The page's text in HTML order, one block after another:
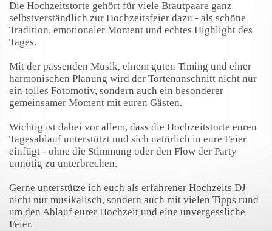
Die Hochzeitstorte gehört für viele Brautpaare ganz
selbstverständlich zur Hochzeitsfeier dazu - als schöne
Tradition, emotionaler Moment und echtes Highlight des
Tages.
Mit der passenden Musik, einem guten Timing und einer
harmonischen Planung wird der Tortenanschnitt nicht nur
ein tolles Fotomotiv, sondern auch ein besonderer
gemeinsamer Moment mit euren Gästen.
Wichtig ist dabei vor allem, dass die Hochzeitstorte euren
Tagesablauf unterstützt und sich natürlich in eure Feier
einfügt - ohne die Stimmung oder den Flow der Party
unnötig zu unterbrechen.
Gerne unterstütze ich euch als erfahrener Hochzeits DJ
nicht nur musikalisch, sondern auch mit vielen Tipps rund
um den Ablauf eurer Hochzeit und eine unvergessliche
Feier.